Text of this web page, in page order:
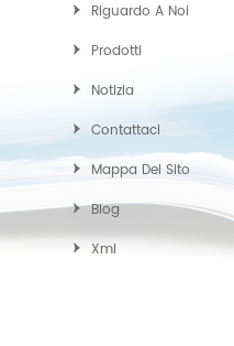
Riguardo A Noi
Prodotti
Notizia
Contattaci
Mappa Del Sito
Blog
Xml